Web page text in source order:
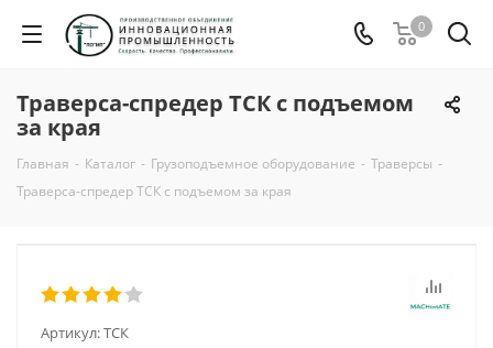
0
Траверса-спредер ТСК с подъемом
за края
Главная - Каталог - Грузоподъемное оборудование - Траверсы -
Траверса-спредер ТСК с подъемом за края
Артикул:ТСК